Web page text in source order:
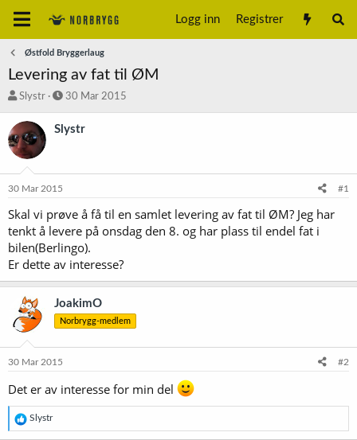
Logg inn Registrer
Østfold Bryggerlaug
Levering av fat til ØM
T
å
d
s
t
r
Slystr
S
a
r
o
30 Mar 2015
Slystr
30 Mar 2015 #1
Skal vi prøve å få til en samlet levering av fat til ØM? Jeg har
tenkt å levere på onsdag den 8. og har plass til endel fat i
bilen(Berlingo).
Er dette av interesse?
JoakimO
Norbrygg-medlem
30 Mar 2015 #2
Det er av interesse for min del
R
e
Slystr